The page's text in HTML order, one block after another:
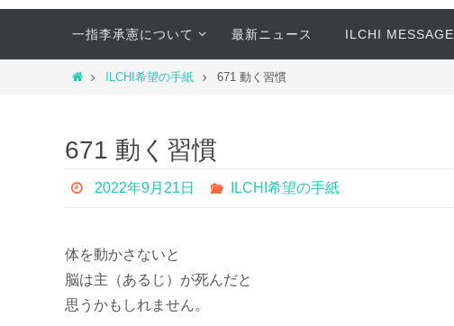
キ
プ
テ
一指李承憲について 最新ニュース ILCHI MESSAGE
ホ
ILCHI希望の手紙 671 動く習慣
671 動く習慣
2022年9月21日 ILCHI希望の手紙
体を動かさないと
脳は主（あるじ）が死んだと
思うかもしれません。